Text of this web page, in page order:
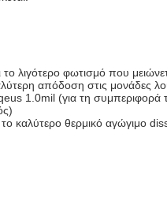
λιγότερο φωτισμό που
απόδοση στις μονάδες
1.0mil (για τη συμπεριφορά
καλύτερο θερμικό αγώγιμο